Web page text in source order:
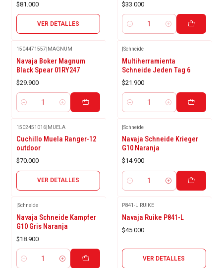
$81.000
VER DETALLES
$33.000
Cantidad
1504471557|MAGNUM
Navaja Boker Magnum
Black Spear 01RY247
$29.900
Cantidad
|Schneide
Multiherramienta
Schneide Jeden Tag 6
$21.900
Cantidad
1502451016|MUELA
Cuchillo Muela Ranger-12
outdoor
$70.000
VER DETALLES
|Schneide
Navaja Schneide Krieger
G10 Naranja
$14.900
Cantidad
Schneide
Navaja Schneide Kampfer
G10 Gris Naranja
$18.900
Cantidad
P841-L RUIKE
Navaja Ruike P841-L
$45.000
VER DETALLES